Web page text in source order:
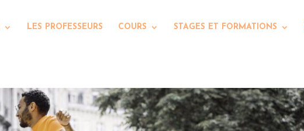
LES PROFESSEURS COURS STAGES ET FORMATIONS